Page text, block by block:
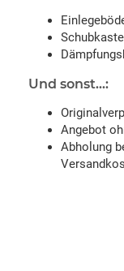
Und sonst...:
Angebot
Abholung